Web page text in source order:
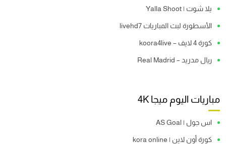
يلا شوت | Yalla Shoot
الأسطورة لبث المباريات livehd7
كورة 4 لايف – koora4live
ريال مدريد – Real Madrid
مباريات اليوم ميجا 4K
اس جول | AS Goal
كورة أون لاين | kora online